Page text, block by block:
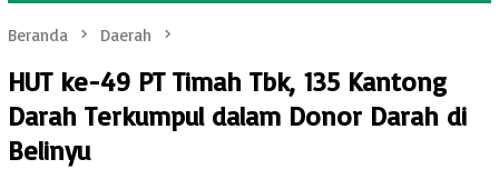
Beranda Daerah
HUT ke-49 PT Timah Tbk, 135 Kantong
Darah Terkumpul dalam Donor Darah di
Belinyu